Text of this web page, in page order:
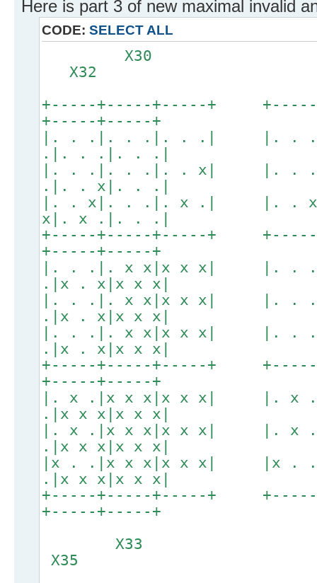
Here is part 3 of new maximal invalid
CODE: SELECT ALL
X30
X32
+-----+-----+-----+
+-----+-----+
|. . .|. . .|. . .| |. .
.|. . .|. . .|
|. . .|. . .|. . x| |. .
.|. . x|. . .|
|. . x|. . .|. x .| |. .
x|. x .|. . .|
+-----+-----+-----+
+-----+-----+
|. . .|. x x|x x x| |. .
.|x . x|x x x|
|. . .|. x x|x x x| |. .
.|x . x|x x x|
|. . .|. x x|x x x| |. .
.|x . x|x x x|
+-----+-----+-----+
+-----+-----+
|. x .|x x x|x x x| |. x
.|x x x|x x x|
|. x .|x x x|x x x| |. x
.|x x x|x x x|
|x . .|x x x|x x x| |x .
.|x x x|x x x|
+-----+-----+-----+
+-----+-----+
X33
X35